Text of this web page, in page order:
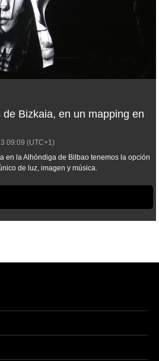
Bizkaia, en un mapping en
09:09 (UTC+1)
en la Alhóndiga de Bilbao tenemos la opción
de luz, imagen y música.